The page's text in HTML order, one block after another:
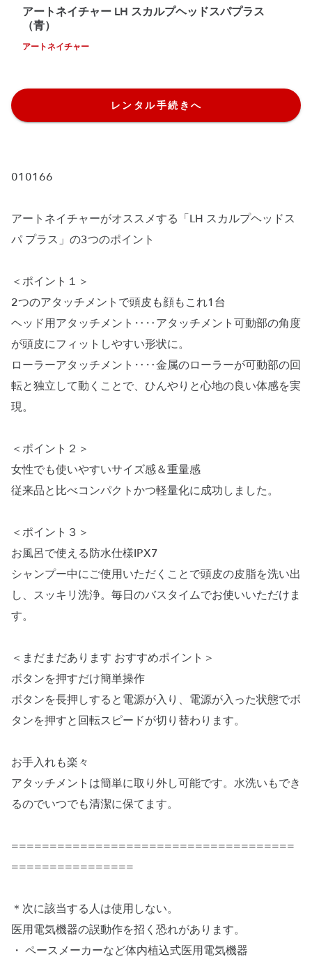
アートネイチャー LH スカルプヘッドスパプラス
（青）
アートネイチャー
レンタル手続きへ
010166
アートネイチャーがオススメする「LH スカルプヘッドス
パ プラス」の3つのポイント
＜ポイント１＞
2つのアタッチメントで頭皮も顔もこれ1台
ヘッド用アタッチメント‥‥アタッチメント可動部の角度
が頭皮にフィットしやすい形状に。
ローラーアタッチメント‥‥金属のローラーが可動部の回
転と独立して動くことで、ひんやりと心地の良い体感を実
現。
＜ポイント２＞
女性でも使いやすいサイズ感＆重量感
従来品と比べコンパクトかつ軽量化に成功しました。
＜ポイント３＞
お風呂で使える防水仕様IPX7
シャンプー中にご使用いただくことで頭皮の皮脂を洗い出
し、スッキリ洗浄。毎日のバスタイムでお使いいただけま
す。
＜まだまだあります おすすめポイント＞
ボタンを押すだけ簡単操作
ボタンを長押しすると電源が入り、電源が入った状態でボ
タンを押すと回転スピードが切り替わります。
お手入れも楽々
アタッチメントは簡単に取り外し可能です。水洗いもでき
るのでいつでも清潔に保てます。
=====================================
================
＊次に該当する人は使用しない。
医用電気機器の誤動作を招く恐れがあります。
・ ペースメーカーなど体内植込式医用電気機器